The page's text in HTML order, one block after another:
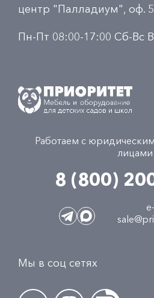
центр "Палладиум", оф.
Пн-Пт 08:00-17:00 Сб-Вс
Работаем с
лицами
8 (800)
Мы в соц сетях